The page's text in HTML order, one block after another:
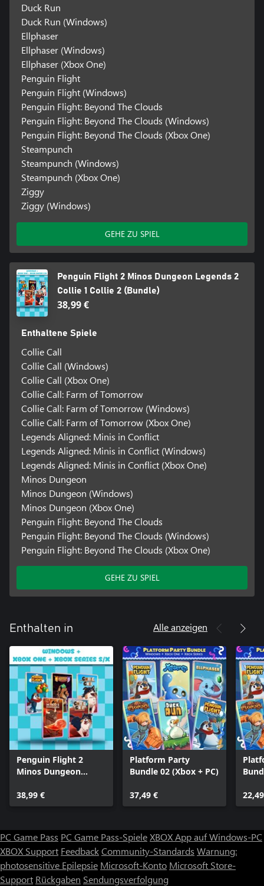
Duck Run
Duck Run (Windows)
Ellphaser
Ellphaser (Windows)
Ellphaser (Xbox One)
Penguin Flight
Penguin Flight (Windows)
Penguin Flight: Beyond The Clouds
Penguin Flight: Beyond The Clouds (Windows)
Penguin Flight: Beyond The Clouds (Xbox One)
Steampunch
Steampunch (Windows)
Steampunch (Xbox One)
Ziggy
Ziggy (Windows)
GEHE ZU SPIEL
Penguin Flight 2 Minos Dungeon Legends 2
Collie 1 Collie 2 (Bundle)
38,99 €
Enthaltene Spiele
Collie Call
Collie Call (Windows)
Collie Call (Xbox One)
Collie Call: Farm of Tomorrow
Collie Call: Farm of Tomorrow (Windows)
Collie Call: Farm of Tomorrow (Xbox One)
Legends Aligned: Minis in Conflict
Legends Aligned: Minis in Conflict (Windows)
Legends Aligned: Minis in Conflict (Xbox One)
Minos Dungeon
Minos Dungeon (Windows)
Minos Dungeon (Xbox One)
Penguin Flight: Beyond The Clouds
Penguin Flight: Beyond The Clouds (Windows)
Penguin Flight: Beyond The Clouds (Xbox One)
GEHE ZU SPIEL
Enthalten in Alle anzeigen
Penguin Flight 2
Minos Dungeon
Collie 2 (Bundle)
38,99 €
Platform Party
Bundle 02 (Xbox + PC)
37,49 €
PC Game Pass PC Game Pass-SpieleXBOX App auf Windows-PC
XBOX Support FeedbackCommunity-Standards Warnung:
photosensitive Epilepsie Microsoft-Konto Microsoft Store-
Support Rückgaben Sendungsverfolgung